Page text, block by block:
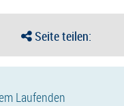
Seite teilen:
Laufenden